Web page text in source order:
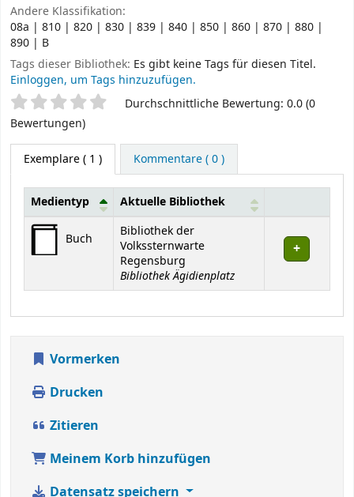
Andere Klassifikation:
08a | 810 | 820 | 830 | 839 | 840 | 850 | 860 | 870 | 880 |
890 | B
Tags dieser Bibliothek: Es gibt keine Tags für diesen Titel.
Einloggen, um Tags hinzuzufügen.
SternchenbewertungDurchschnittliche Bewertung: 0.0 (0
Bewertungen)
Exemplare( 1 ) Kommentare ( 0 )
Exemplare
Medientyp Aktuelle Bibliothek
Buch
Bibliothek der
Volkssternwarte
Regensburg
Bibliothek Ägidienplatz
Vormerken
Drucken
Zitieren
Meinem Korb hinzufügen
Datensatz speichern